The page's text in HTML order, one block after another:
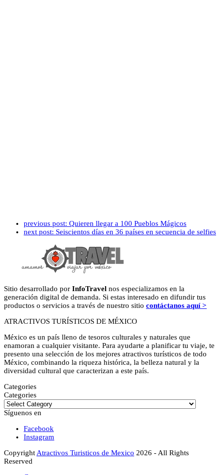
previous post: Quieren llegar a 100 Pueblos Mágicos
next post: Seiscientos días en 36 países en secuencia de selfies
Sitio desarrollado por InfoTravel nos especializamos en la
generación digital de demanda. Si estas interesado en difundir tus
productos o servicios a través de nuestro sitio contáctanos aquí >
ATRACTIVOS TURÍSTICOS DE MÉXICO
México es un país lleno de tesoros culturales y naturales que
enamoran a cualquier visitante. Para ayudarte a planificar tu viaje, te
presento una selección de los mejores atractivos turísticos de todo
México, combinando la riqueza histórica, la belleza natural y la
diversidad cultural que caracterizan a este país.
Categories
Categories
Síguenos en
Facebook
Instagram
CopyrightAtractivos Turisticos de Mexico 2026 - All Rights
Reserved